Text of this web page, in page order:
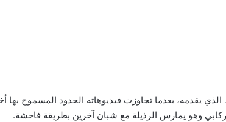
يقدمه، بعدما تجاوزت فيديوهاته الحدود المسموح بها
وهو يمارس الرذيلة مع شبان آخرين بطريقة فاحشة.